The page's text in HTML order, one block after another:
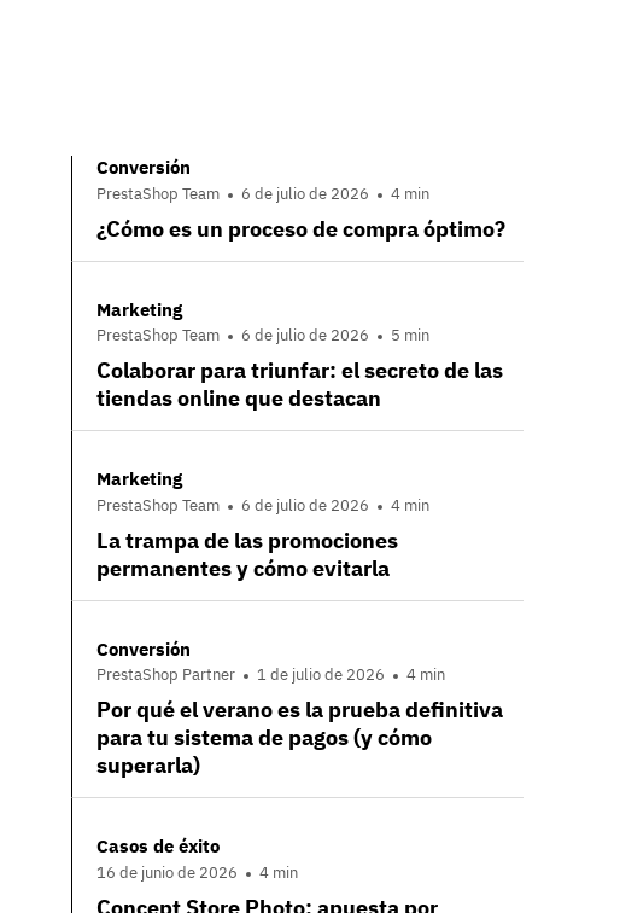
Conversión
PrestaShop Team 6 de julio de 2026 4 min
¿Cómo es un proceso de compra óptimo?
Marketing
PrestaShop Team 6 de julio de 2026 5 min
Colaborar para triunfar: el secreto de las
tiendas online que destacan
Marketing
PrestaShop Team 6 de julio de 2026 4 min
La trampa de las promociones
permanentes y cómo evitarla
Conversión
PrestaShop Partner 1 de julio de 2026 4 min
Por qué el verano es la prueba definitiva
para tu sistema de pagos (y cómo
superarla)
Casos de éxito
16 de junio de 2026 4 min
Concept Store Photo: apuesta por